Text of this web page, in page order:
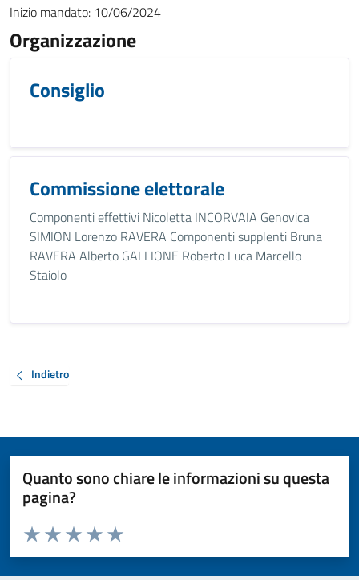
Inizio mandato: 10/06/2024
Organizzazione
Consiglio
Commissione elettorale
Componenti effettivi Nicoletta INCORVAIA Genovica
SIMION Lorenzo RAVERA Componenti supplenti Bruna
RAVERA Alberto GALLIONE Roberto Luca Marcello
Staiolo
Indietro
Quanto sono chiare le informazioni su questa
pagina?
Valuta da 1 a 5 stelle la pagina
Valuta 5 stelle su 5
Valuta 4 stelle su 5
Valuta 3 stelle su 5
Valuta 2 stelle su 5
Valuta 1 stelle su 5